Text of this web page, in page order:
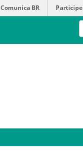
Comunica BR Participe